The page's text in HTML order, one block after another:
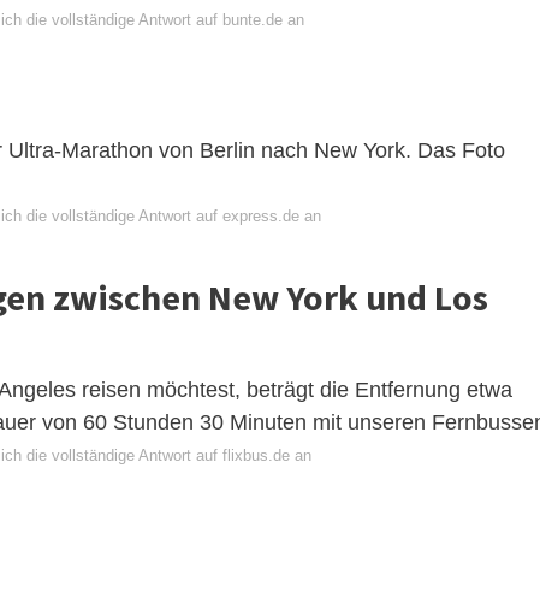
die vollständige Antwort auf bunte.de an
Marathon von Berlin nach New York. Das Foto
die vollständige Antwort auf express.de an
zwischen New York und Los
reisen möchtest, beträgt die Entfernung etwa
von 60 Stunden 30 Minuten mit unseren
die vollständige Antwort auf flixbus.de an